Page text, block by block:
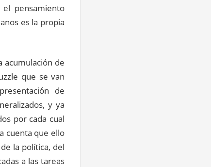
pensamiento
es la propia
de
que se van
de
y ya
por cada cual
cuenta que ello
la política, del
a las tareas